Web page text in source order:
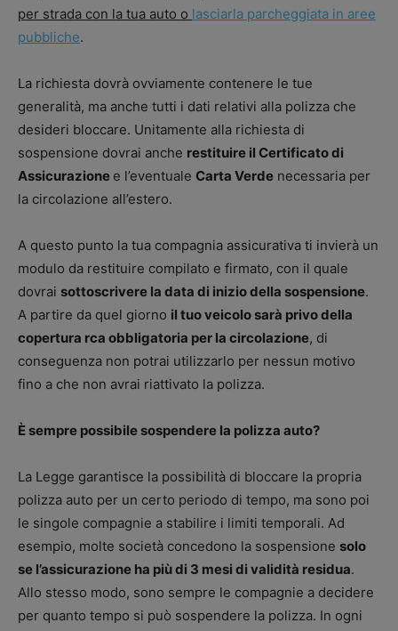
per strada con la tua auto o lasciarla parcheggiata in aree
pubbliche.
La richiesta dovrà ovviamente contenere le tue
generalità, ma anche tutti i dati relativi alla polizza che
desideri bloccare. Unitamente alla richiesta di
sospensione dovrai anche restituire il Certificato di
Assicurazione e l’eventuale Carta Verde necessaria per
la circolazione all’estero.
A questo punto la tua compagnia assicurativa ti invierà un
modulo da restituire compilato e firmato, con il quale
dovrai sottoscrivere la data di inizio della sospensione.
A partire da quel giorno il tuo veicolo sarà privo della
copertura rca obbligatoria per la circolazione, di
conseguenza non potrai utilizzarlo per nessun motivo
fino a che non avrai riattivato la polizza.
È sempre possibile sospendere la polizza auto?
La Legge garantisce la possibilità di bloccare la propria
polizza auto per un certo periodo di tempo, ma sono poi
le singole compagnie a stabilire i limiti temporali. Ad
esempio, molte società concedono la sospensione solo
se l’assicurazione ha più di 3 mesi di validità residua.
Allo stesso modo, sono sempre le compagnie a decidere
per quanto tempo si può sospendere la polizza. In ogni